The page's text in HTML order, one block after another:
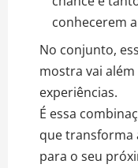
conhecerem
No conjunto,
mostra vai
experiências.
É essa
que transforma
para o seu